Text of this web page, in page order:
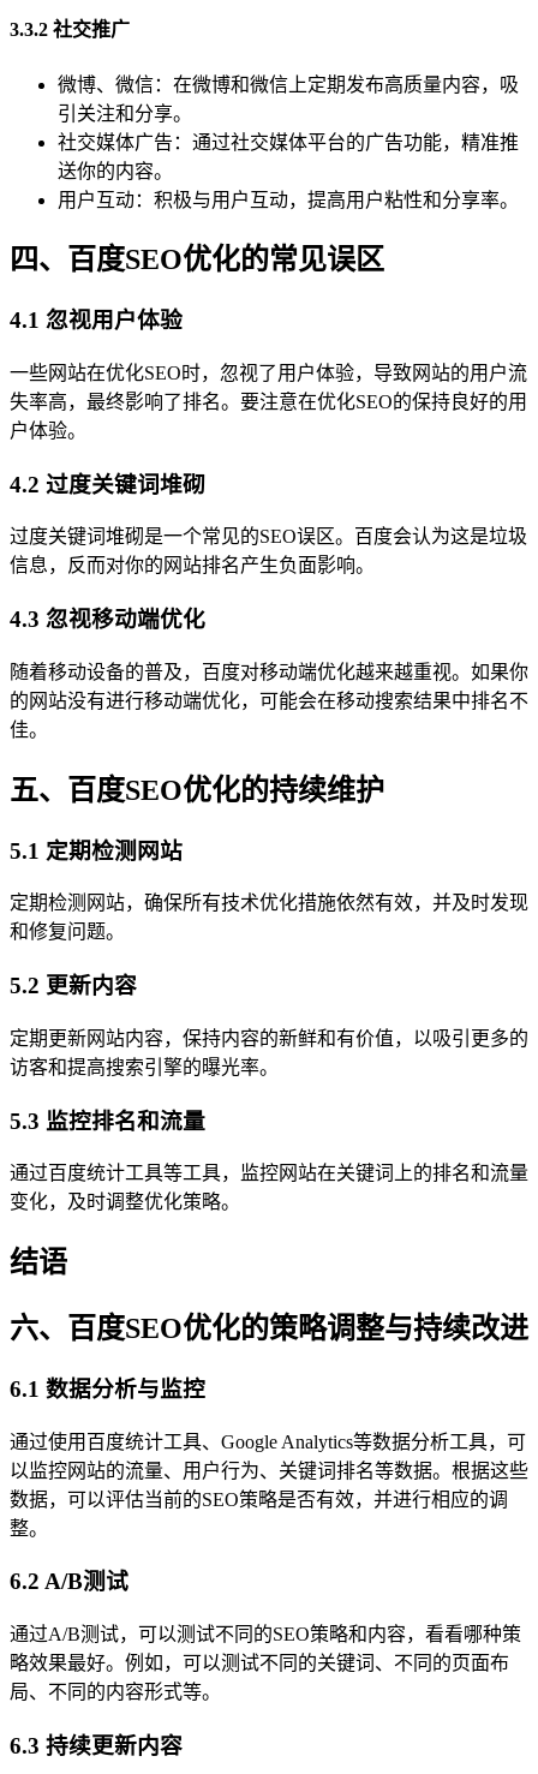
3.3.2 社交推广
微博、微信：在微博和微信上定期发布高质量内容，吸
引关注和分享。
社交媒体广告：通过社交媒体平台的广告功能，精准推
送你的内容。
用户互动：积极与用户互动，提高用户粘性和分享率。
四、百度SEO优化的常见误区
4.1 忽视用户体验
一些网站在优化SEO时，忽视了用户体验，导致网站的用户流
失率高，最终影响了排名。要注意在优化SEO的保持良好的用
户体验。
4.2 过度关键词堆砌
过度关键词堆砌是一个常见的SEO误区。百度会认为这是垃圾
信息，反而对你的网站排名产生负面影响。
4.3 忽视移动端优化
随着移动设备的普及，百度对移动端优化越来越重视。如果你
的网站没有进行移动端优化，可能会在移动搜索结果中排名不
佳。
五、百度SEO优化的持续维护
5.1 定期检测网站
定期检测网站，确保所有技术优化措施依然有效，并及时发现
和修复问题。
5.2 更新内容
定期更新网站内容，保持内容的新鲜和有价值，以吸引更多的
访客和提高搜索引擎的曝光率。
5.3 监控排名和流量
通过百度统计工具等工具，监控网站在关键词上的排名和流量
变化，及时调整优化策略。
结语
六、百度SEO优化的策略调整与持续改进
6.1 数据分析与监控
通过使用百度统计工具、Google Analytics等数据分析工具，可
以监控网站的流量、用户行为、关键词排名等数据。根据这些
数据，可以评估当前的SEO策略是否有效，并进行相应的调
整。
6.2 A/B测试
通过A/B测试，可以测试不同的SEO策略和内容，看看哪种策
略效果最好。例如，可以测试不同的关键词、不同的页面布
局、不同的内容形式等。
6.3 持续更新内容